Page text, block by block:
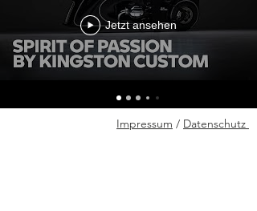
Jetzt ansehen
Impressum / Datenschutz